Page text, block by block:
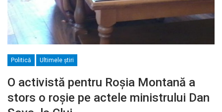
Politică Ultimele ştiri
O activistă pentru Roşia Montană a
stors o roşie pe actele ministrului Dan